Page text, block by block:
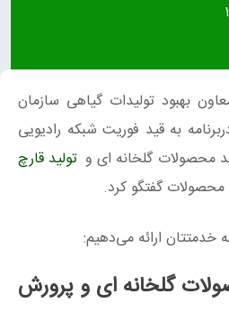
بهبود تولیدات گیاهی سازمان
به قید فوریت شبکه رادیویی
محصولات گلخانه‌ ای و تولید قارچ
محصولات گفتگو کرد.
خدمتتان ارائه می‌دهیم:
گلخانه‌ ای و پرورش